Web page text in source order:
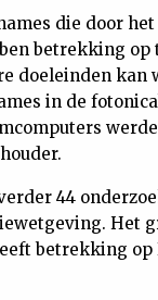
die door
betrekking op
doeleinden kan
in de
44
Het
betrekking op